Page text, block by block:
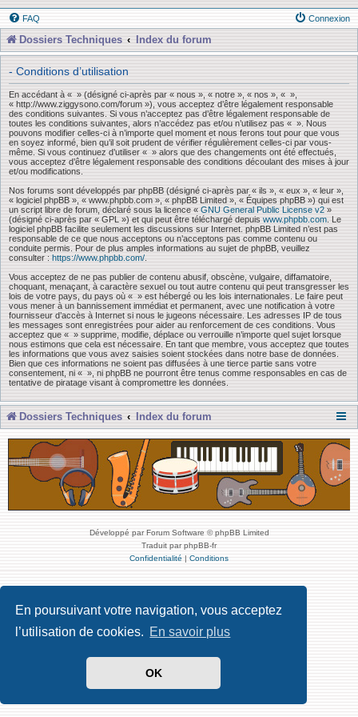
En poursuivant votre navigation, vous acceptez
l’utilisation de cookies. En savoir plus
OK
FAQ Connexion
Dossiers Techniques Index du forum
- Conditions d’utilisation
En accédant à « » (désigné ci-après par « nous », « notre », « nos », « »,
« http://www.ziggysono.com/forum »), vous acceptez d’être légalement responsable
des conditions suivantes. Si vous n’acceptez pas d’être légalement responsable de
toutes les conditions suivantes, alors n’accédez pas et/ou n’utilisez pas « ». Nous
pouvons modifier celles-ci à n’importe quel moment et nous ferons tout pour que vous
en soyez informé, bien qu’il soit prudent de vérifier régulièrement celles-ci par vous-
même. Si vous continuez d’utiliser « » alors que des changements ont été effectués,
vous acceptez d’être légalement responsable des conditions découlant des mises à jour
et/ou modifications.
Nos forums sont développés par phpBB (désigné ci-après par « ils », « eux », « leur »,
« logiciel phpBB », « www.phpbb.com », « phpBB Limited », « Équipes phpBB ») qui est
un script libre de forum, déclaré sous la licence « GNU General Public License v2 »
(désigné ci-après par « GPL ») et qui peut être téléchargé depuis www.phpbb.com . Le
logiciel phpBB facilite seulement les discussions sur Internet. phpBB Limited n’est pas
responsable de ce que nous acceptons ou n’acceptons pas comme contenu ou
conduite permis. Pour de plus amples informations au sujet de phpBB, veuillez
consulter : https://www.phpbb.com/
Vous acceptez de ne pas publier de contenu abusif, obscène, vulgaire, diffamatoire,
choquant, menaçant, à caractère sexuel ou tout autre contenu qui peut transgresser les
lois de votre pays, du pays où « » est hébergé ou les lois internationales. Le faire peut
vous mener à un bannissement immédiat et permanent, avec une notification à votre
fournisseur d’accès à Internet si nous le jugeons nécessaire. Les adresses IP de tous
les messages sont enregistrées pour aider au renforcement de ces conditions. Vous
acceptez que « » supprime, modifie, déplace ou verrouille n’importe quel sujet lorsque
nous estimons que cela est nécessaire. En tant que membre, vous acceptez que toutes
les informations que vous avez saisies soient stockées dans notre base de données.
Bien que ces informations ne soient pas diffusées à une tierce partie sans votre
consentement, ni « », ni phpBB ne pourront être tenus comme responsables en cas de
tentative de piratage visant à compromettre les données.
Dossiers Techniques Index du forum
Développé par Forum Software © phpBB Limited
Traduit par phpBB-fr
Confidentialité | Conditions